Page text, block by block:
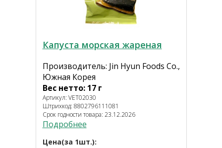
Капуста морская жареная
Производитель: Jin Hyun Foods Co.,
Южная Корея
Вес нетто: 17 г
Артикул: VET02030
Штрихкод: 8802796111081
Срок годности товара: 23.12.2026
Подробнее
Цена(за 1шт.):